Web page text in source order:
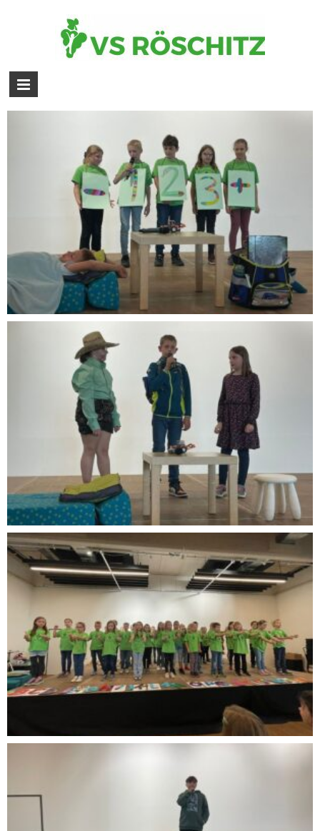
Bildergalerie ,,Sommerfest – 13.
Juni 2024″